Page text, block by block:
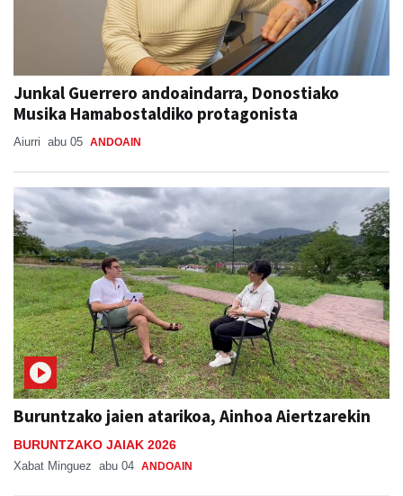
Junkal Guerrero andoaindarra, Donostiako
Musika Hamabostaldiko protagonista
Aiurri abu 05 ANDOAIN
Buruntzako jaien atarikoa, Ainhoa Aiertzarekin
BURUNTZAKO JAIAK 2026
Xabat Minguez abu 04 ANDOAIN